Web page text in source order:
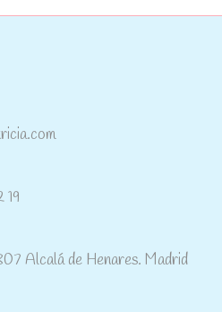
19
Alcalá de Henares. Madrid